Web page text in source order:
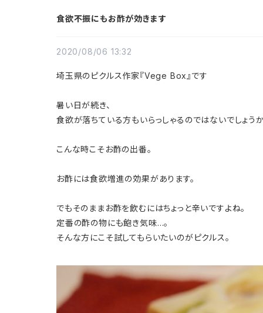
食欲不振にもお酢が効きます
2020/08/06 13:32
埼玉県のピクルス作家『Vege Box』です
暑い日が続き、
食欲が落ちている方もいらっしゃるのではないでしょうか
こんな時こそお酢の出番。
お酢には食欲増進の効果があります。
でもそのままお酢を飲むにはちょっと辛いですよね。
定番の酢の物にも飽き気味…。
そんな方にこそ試してもらいたいのがピクルス。